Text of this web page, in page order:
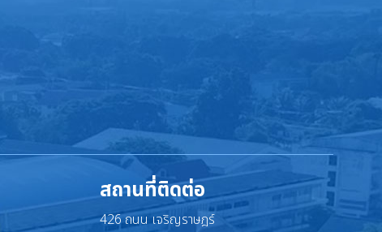
สถานที่ติดต่อ
426 ถนน เจริญราษฎร์